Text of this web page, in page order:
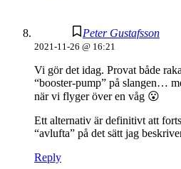
Peter Gustafsson
2021-11-26 @ 16:21
Vi gör det idag. Provat både
“booster-pump” på slangen…
när vi flyger över en våg 😮
Ett alternativ är definitivt att
“avlufta” på det sätt jag
Reply